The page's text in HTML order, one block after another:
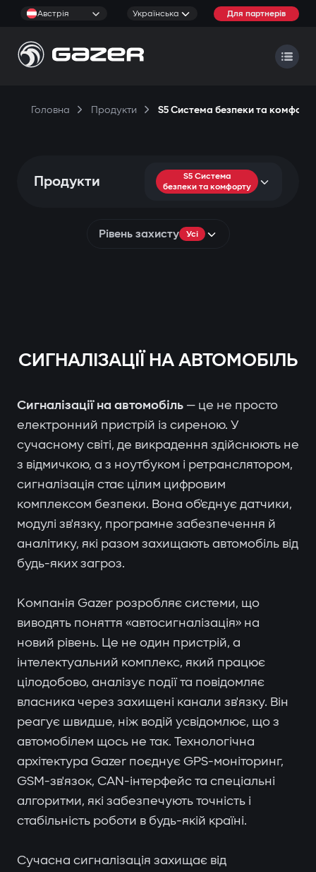
Австрія Українська Для партнерів
Головна Продукти S5 Система безпеки та
Продукти
S5 Система
безпеки та комфорту
Рівень захисту Усі
СИГНАЛІЗАЦІЇ НА АВТОМОБІЛЬ
Сигналізації на автомобіль — це не просто
електронний пристрій із сиреною. У
сучасному світі, де викрадення здійснюють не
з відмичкою, а з ноутбуком і ретранслятором,
сигналізація стає цілим цифровим
комплексом безпеки. Вона об'єднує датчики,
модулі зв'язку, програмне забезпечення й
аналітику, які разом захищають автомобіль від
будь-яких загроз.
Компанія Gazer розробляє системи, що
виводять поняття «автосигналізація» на
новий рівень. Це не один пристрій, а
інтелектуальний комплекс, який працює
цілодобово, аналізує події та повідомляє
власника через захищені канали зв'язку. Він
реагує швидше, ніж водій усвідомлює, що з
автомобілем щось не так. Технологічна
архітектура Gazer поєднує GPS-моніторинг,
GSM-зв'язок, CAN-інтерфейс та спеціальні
алгоритми, які забезпечують точність і
стабільність роботи в будь-якій країні.
Сучасна сигналізація захищає від